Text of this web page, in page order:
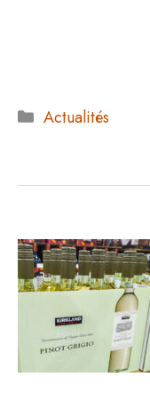
Catégories
Actualités